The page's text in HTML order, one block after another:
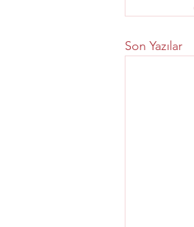
Son Yazılar